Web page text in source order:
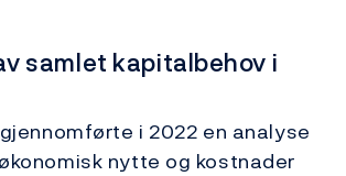
samlet kapitalbehov i
i 2022 en analyse
nytte og kostnader